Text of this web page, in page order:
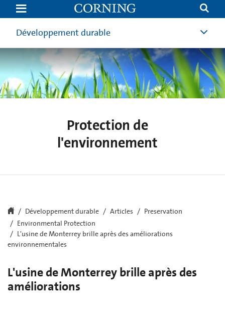
L'usine
Monterrey
brille
après
améliorations
environnementales
Développement durable
Protection de
l'environnement
Développement durable Articles
Preservation
Environmental Protection
L'usine de Monterrey brille après des améliorations
environnementales
L'usine de Monterrey brille après des
améliorations